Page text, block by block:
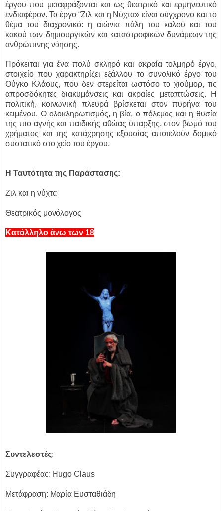
έργου που μεταφράζονται και ως θεατρικό και ερμηνευτικό
ενδιαφέρον. Το έργο “Ζιλ και η Νύχτα» είναι σύγχρονο και το
θέμα του διαχρονικό: η αιώνια πάλη του καλού και του
κακού των δημιουργικών και καταστροφικών δυνάμεων της
ανθρώπινης νόησης.
Πρόκειται για ένα πολύ σκληρό και ακραία τολμηρό έργο,
στοιχείο που χαρακτηρίζει εξάλλου το συνολικό έργο του
Ούγκο Κλάους, που δεν στερείται ωστόσο το χιούμορ, τις
απροσδόκητες διακυμάνσεις και ακραίες μεταπτώσεις. Η
πολιτική, κοινωνική πλευρά βρίσκεται στον πυρήνα του
κειμένου. Ο ολοκληρωτισμός, η βία, ο πόλεμος και η θυσία
της πιο αγνής και παιδικής αθώας ύπαρξης, στον βωμό του
χρήματος και της κατάχρησης εξουσίας αποτελούν δομικό
συστατικό στοιχείο του έργου.
Η Ταυτότητα της Παράστασης:
Ζιλ και η νύχτα
Θεατρικός μονόλογος
Κατάλληλο άνω των 18
Συντελεστές:
Συγγραφέας: Hugo Claus
Μετάφραση: Μαρία Ευσταθιάδη